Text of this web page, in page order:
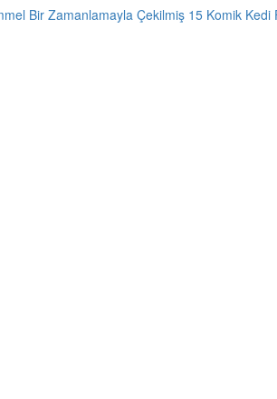
Gri Kedi Cinsleri: 14 Tür